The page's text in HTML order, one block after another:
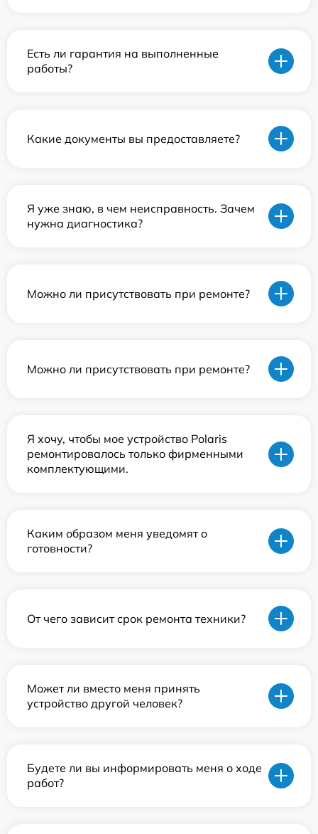
Есть ли гарантия на выполненные
работы?
Какие документы вы предоставляете?
Я уже знаю, в чем неисправность. Зачем
нужна диагностика?
Можно ли присутствовать при ремонте?
Можно ли присутствовать при ремонте?
Я хочу, чтобы мое устройство Polaris
ремонтировалось только фирменными
комплектующими.
Каким образом меня уведомят о
готовности?
От чего зависит срок ремонта техники?
Может ли вместо меня принять
устройство другой человек?
Будете ли вы информировать меня о ходе
работ?